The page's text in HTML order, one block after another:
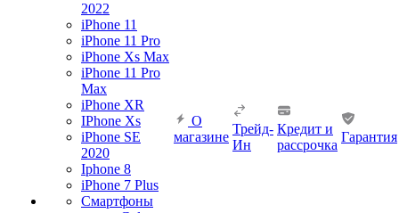
2022
iPhone 11
iPhone 11 Pro
iPhone Xs Max
iPhone 11 Pro
Max
iPhone XR
IPhone Xs
iPhone SE
2020
Iphone 8
iPhone 7 Plus
Смартфоны
О
магазине
Трейд-
Ин
Кредит и
рассрочка
Гарантия